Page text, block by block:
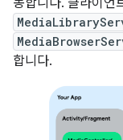
동합니다. 클라이언
합니다.